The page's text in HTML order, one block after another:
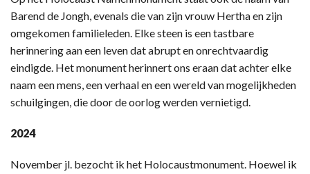
Barend de Jongh, evenals die van zijn vrouw Hertha en zijn
omgekomen familieleden. Elke steen is een tastbare
herinnering aan een leven dat abrupt en onrechtvaardig
eindigde. Het monument herinnert ons eraan dat achter elke
naam een mens, een verhaal en een wereld van mogelijkheden
schuilgingen, die door de oorlog werden vernietigd.
2024
November jl. bezocht ik het Holocaustmonument. Hoewel ik